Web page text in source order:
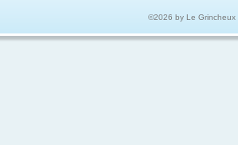
©2026 by Le Grincheux